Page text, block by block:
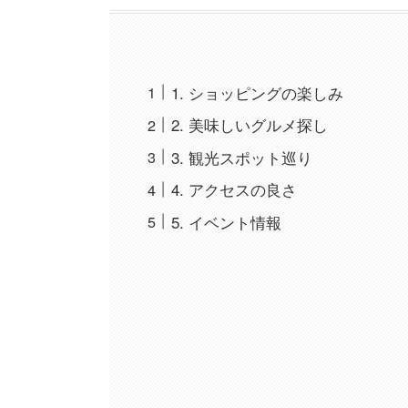
1. ショッピングの楽しみ
2. 美味しいグルメ探し
3. 観光スポット巡り
4. アクセスの良さ
5. イベント情報